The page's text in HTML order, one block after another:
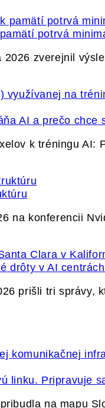
potrvá
2026 zverejnil
AI a prečo chce
k tréningu AI:
na konferencii
drôty v AI
prišli tri správy,
linku. Pripravuje
na mapu